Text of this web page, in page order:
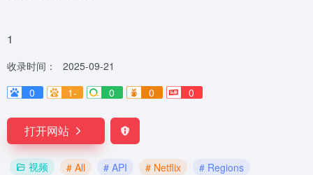
1
收录时间：
2025-09-21
0
1- 0 0 0
打开网站
视频 # All # API # Netflix
# Regions